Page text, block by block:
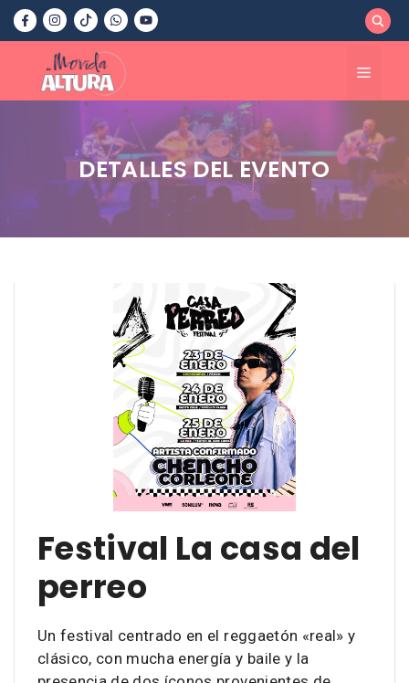
Saltar
contenido
Menú
DETALLES DEL EVENTO
Festival La casa del
perreo
Un festival centrado en el reggaetón «real» y
clásico, con mucha energía y baile y la